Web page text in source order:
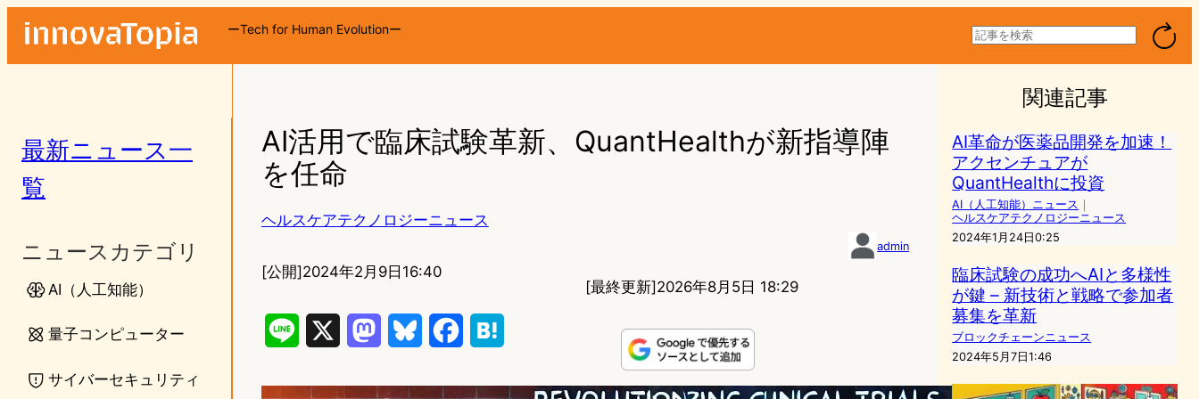
ーTech for Human Evolutionー
検
索
最新ニュース一
覧
ニュースカテゴリ
AI（人工知能）
量子コンピューター
サイバーセキュリティ
AI活用で臨床試験革新、QuantHealthが新指導陣
を任命
ヘルスケアテクノロジーニュース
admin
[公開]2024年2月9日16:40
[最終更新]2026年8月5日 18:29
関連記事
AI革命が医薬品開発を加速！
アクセンチュアが
QuantHealthに投資
AI（人工知能）ニュース ｜
ヘルスケアテクノロジーニュース
2024年1月24日0:25
臨床試験の成功へAIと多様性
が鍵 – 新技術と戦略で参加者
募集を革新
ブロックチェーンニュース
2024年5月7日1:46